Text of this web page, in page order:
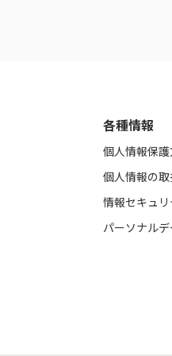
各種情報
個人情報保護
個人情報の
情報セキュ
パーソナル